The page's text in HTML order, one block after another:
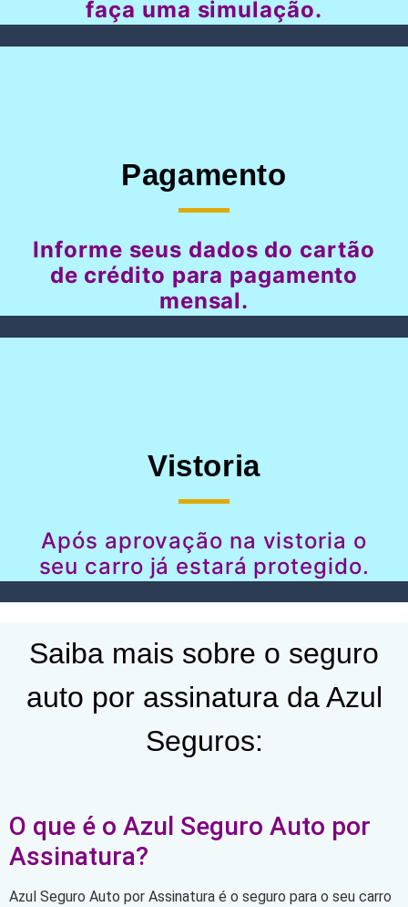
faça uma simulação.
Pagamento
Informe seus dados do cartão
de crédito para pagamento
mensal.
Vistoria
Após aprovação na vistoria o
seu carro já estará protegido.
Saiba mais sobre o seguro
auto por assinatura da Azul
Seguros:
O que é o Azul Seguro Auto por
Assinatura?
Azul Seguro Auto por Assinatura é o seguro para o seu carro